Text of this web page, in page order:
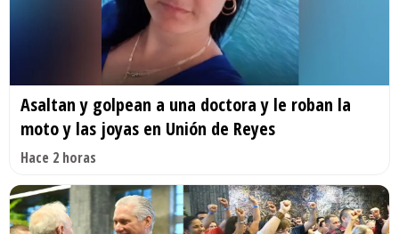
Asaltan y golpean a una doctora y le roban la
moto y las joyas en Unión de Reyes
Hace 2 horas